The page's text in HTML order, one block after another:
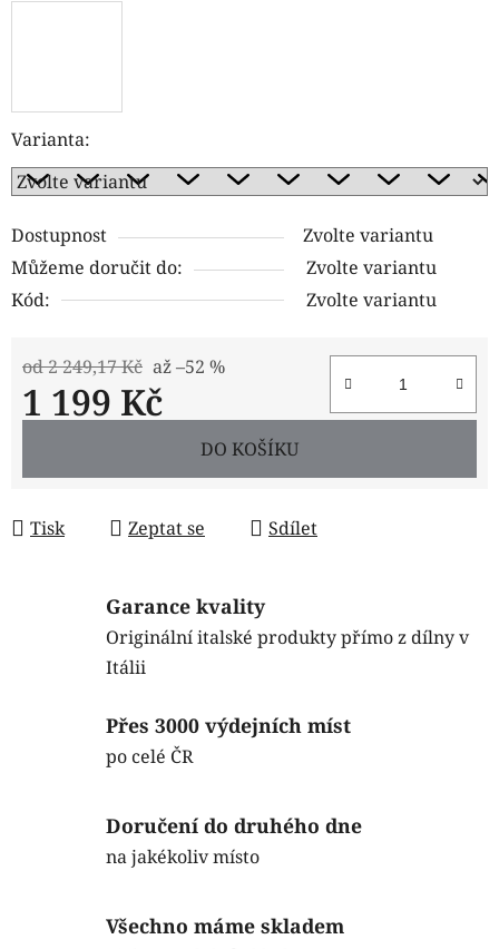
Varianta:
Dostupnost
Zvolte variantu
Můžeme doručit do:
Zvolte variantu
Kód:
Zvolte variantu
od 2 249,17 Kč až –52 %
1 199 Kč
DO KOŠÍKU
Tisk Zeptat se Sdílet
Garance kvality
Originální italské produkty přímo z dílny v
Itálii
Přes 3000 výdejních míst
po celé ČR
Doručení do druhého dne
na jakékoliv místo
Všechno máme skladem